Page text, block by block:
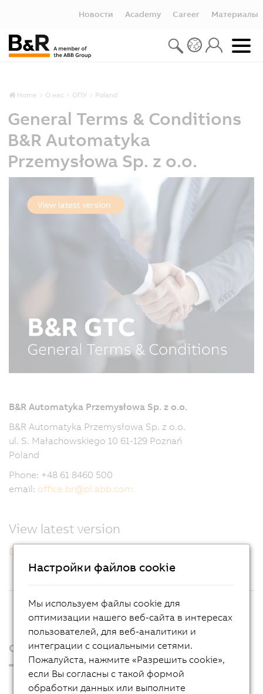
Новости Academy Career Материалы
Home О нас ОПУ Poland
General Terms & Conditions
B&R Automatyka
Przemysłowa Sp. z o.o.
B&R Automatyka Przemysłowa Sp. z o.o.
B&R Automatyka Przemysłowa Sp. z o.o.
ul. S. Małachowskiego 10 61-129 Poznań
Poland
Phone: +48 61 8460 500
email: office.br@pl.abb.com
View latest version
Download PDF
О нас
Пресс-релизы
Настройки файлов cookie
Мы используем файлы cookie для
оптимизации нашего веб-сайта в интересах
пользователей, для веб-аналитики и
интеграции с социальными сетями.
Пожалуйста, нажмите «Разрешить cookie»,
если Вы согласны с такой формой
обработки данных или выполните